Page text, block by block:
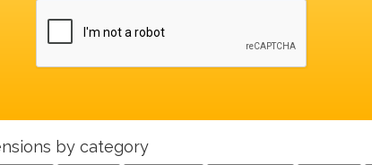
by category